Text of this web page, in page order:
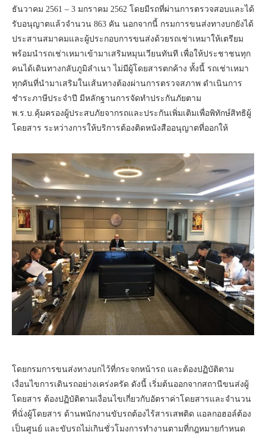
ธันวาคม 2561 – 3 มกราคม 2562 โดยมีรถที่ผ่านการตรวจสอบและได้
รับอนุญาตแล้วจำนวน 863 คัน นอกจากนี้ กรมการขนส่งทางบกยังได้
ประสานสมาคมและผู้ประกอบการขนส่งด้วยรถเช่าเหมาให้เตรียม
พร้อมนำรถเช่าเหมาเข้ามาเสริมหมุนเวียนทันที เพื่อให้ประชาชนทุก
คนได้เดินทางกลับภูมิลำเนา ไม่มีผู้โดยสารตกค้าง ทั้งนี้ รถเช่าเหมา
ทุกคันที่นำมาเสริมในเส้นทางต้องผ่านการตรวจสภาพ ดำเนินการ
ชำระภาษีประจำปี มีหลักฐานการจัดทำประกันภัยตาม
พ.ร.บ.คุ้มครองผู้ประสบภัยจากรถและประกันเพิ่มเติมเพื่อพิทักษ์สิทธิผู้
โดยสาร ระหว่างการให้บริการต้องติดหนังสืออนุญาตที่ออกให้
โดยกรมการขนส่งทางบกไว้ที่กระจกหน้ารถ และต้องปฏิบัติตาม
เงื่อนไขการเดินรถอย่างเคร่งครัด ดังนี้ เริ่มต้นออกจากสถานีขนส่งผู้
โดยสาร ต้องปฏิบัติตามเงื่อนไขเกี่ยวกับอัตราค่าโดยสารและจำนวน
ที่นั่งผู้โดยสาร ด้านพนักงานขับรถต้องไร้สารเสพติด แอลกอฮอล์ต้อง
เป็นศูนย์ และขับรถไม่เกินชั่วโมงการทำงานตามที่กฎหมายกำหนด